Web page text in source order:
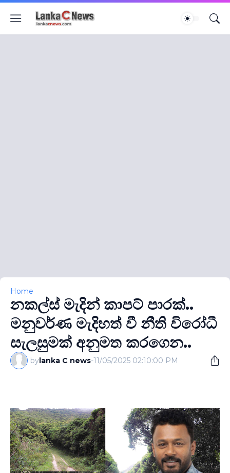
Home
නකල්ස් මැදින් කාපට් පාරක්..
මනුවර්ණ මැදිහත් වී නීති විරෝධී
සැලසුමක් අනුමත කරගෙන..
bylanka C news-11/05/2025 02:10:00 PM